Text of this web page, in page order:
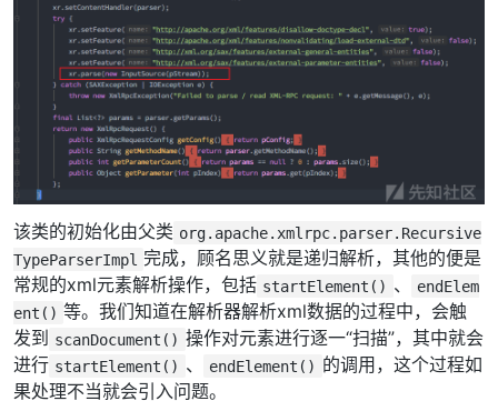
该类的初始化由父类 org.apache.xmlrpc.parser.Recursive
TypeParserImpl 完成，顾名思义就是递归解析，其他的便是
常规的xml元素解析操作，包括 startElement() 、
endElem
ent() 等。我们知道在解析器解析xml数据的过程中，会触
发到
scanDocument() 操作对元素进行逐一“扫描”，其中就会
进行 startElement() 、 endElement() 的调用，这个过程如
果处理不当就会引入问题。